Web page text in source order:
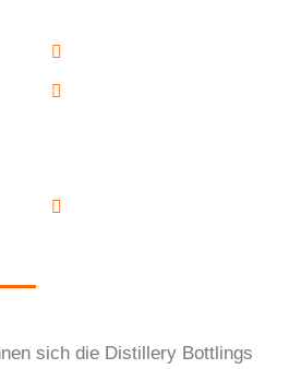
sich die Distillery Bottlings